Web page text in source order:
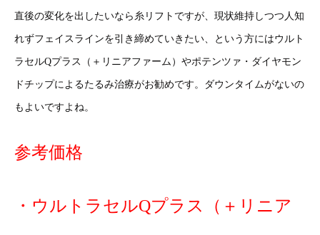
直後の変化を出したいなら糸リフトですが、現状維持しつつ人知
れずフェイスラインを引き締めていきたい、という方にはウルト
ラセルQプラス（＋リニアファーム）やポテンツァ・ダイヤモン
ドチップによるたるみ治療がお勧めです。ダウンタイムがないの
もよいですよね。
参考価格
・ウルトラセルQプラス（＋リニア